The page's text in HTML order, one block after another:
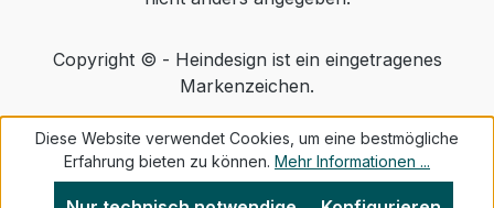
Copyright © - Heindesign ist ein eingetragenes
Markenzeichen.
Diese Website verwendet Cookies, um eine bestmögliche
Erfahrung bieten zu können. Mehr Informationen ...